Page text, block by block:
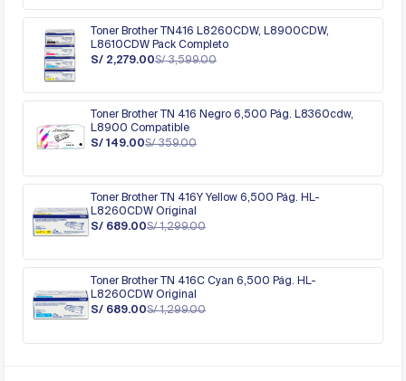
Toner Brother TN416 L8260CDW, L8900CDW,
L8610CDW Pack Completo
S/ 2,279.00S/ 3,599.00
Toner Brother TN 416 Negro 6,500 Pág. L8360cdw,
L8900 Compatible
S/ 149.00S/ 359.00
Toner Brother TN 416Y Yellow 6,500 Pág. HL-
L8260CDW Original
S/ 689.00S/ 1,299.00
Toner Brother TN 416C Cyan 6,500 Pág. HL-
L8260CDW Original
S/ 689.00S/ 1,299.00